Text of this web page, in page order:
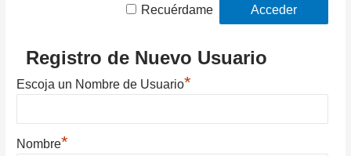
Recuérdame
Registro de Nuevo Usuario
Escoja un Nombre de Usuario*
Nombre*